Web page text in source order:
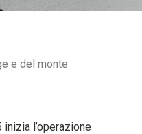
e del monte
l’operazione